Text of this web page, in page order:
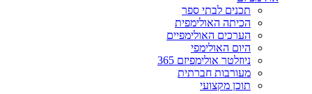
תכנים לבתי ספר
הכיתה האולימפית
הערכים האולימפיים
היום האולימפי
ניוזלטר אולימפיזם 365
מעורבות חברתית
תוכן מקצועי